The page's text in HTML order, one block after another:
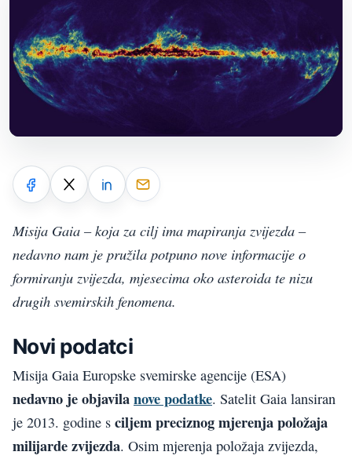
Misija Gaia – koja za cilj ima mapiranja zvijezda –
nedavno nam je pružila potpuno nove informacije o
formiranju zvijezda, mjesecima oko asteroida te nizu
drugih svemirskih fenomena.
Novi podatci
Misija Gaia Europske svemirske agencije (ESA)
nedavno je objavilanove podatke. Satelit Gaia lansiran
je 2013. godine s ciljem preciznog mjerenja položaja
milijarde zvijezda. Osim mjerenja položaja zvijezda,